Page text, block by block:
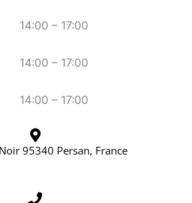
14:00 – 17:00
14:00 – 17:00
14:00 – 17:00
95340 Persan, France